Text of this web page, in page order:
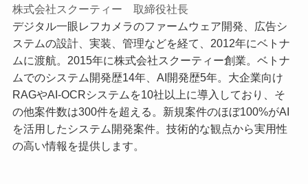
株式会社スクーティー 取締役社長
デジタル一眼レフカメラのファームウェア開発、広告シ
ステムの設計、実装、管理などを経て、2012年にベトナ
ムに渡航。2015年に株式会社スクーティー創業。ベトナ
ムでのシステム開発歴14年、AI開発歴5年。大企業向け
RAGやAI-OCRシステムを10社以上に導入しており、そ
の他案件数は300件を超える。新規案件のほぼ100%がAI
を活用したシステム開発案件。技術的な観点から実用性
の高い情報を提供します。